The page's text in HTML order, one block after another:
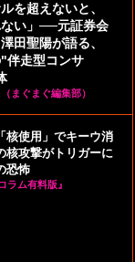
ルを超えないと、
い」──元証券会
田聖陽が語る、
伴走型コンサ
まぐまぐ編集部）
核使用」でキーウ消
核攻撃がトリガーに
恐怖
ラム有料版』